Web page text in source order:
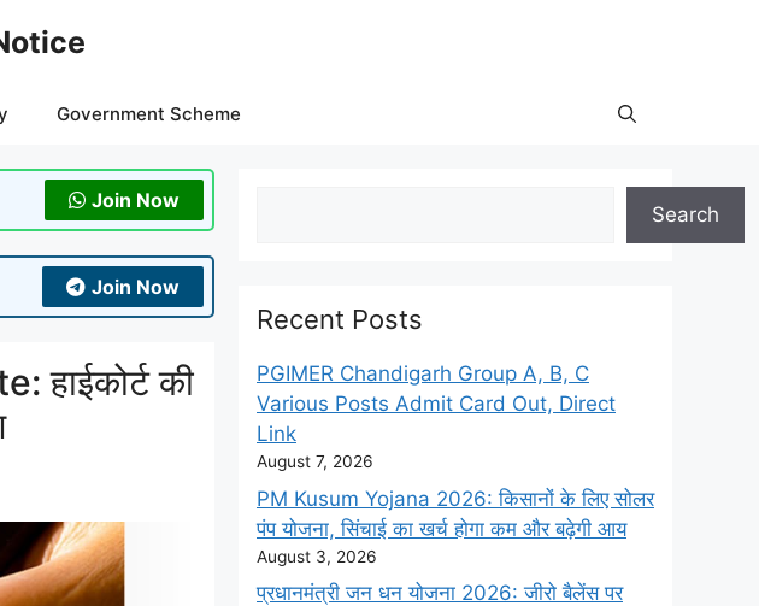
Government Scheme
Join Now
Join Now
की
Search
Recent Posts
PGIMER Chandigarh Group A, B, C
Various Posts Admit Card Out, Direct
Link
August 7, 2026
PM Kusum Yojana 2026: किसानों के लिए सोलर
पंप योजना, सिंचाई का खर्च होगा कम और बढ़ेगी आय
August 3, 2026
प्रधानमंत्री जन धन योजना 2026: जीरो बैलेंस पर